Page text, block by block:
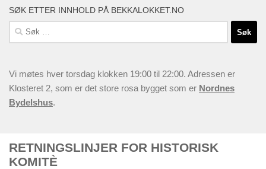
RETNINGSLINJER FOR HISTORISK
KOMITÈ
SØK ETTER INNHOLD PÅ BEKKALOKKET.NO
Søk
etter:
Vi møtes hver torsdag klokken 19:00 til 22:00. Adressen er
Klosteret 2, som er det store rosa bygget som er Nordnes
Bydelshus.